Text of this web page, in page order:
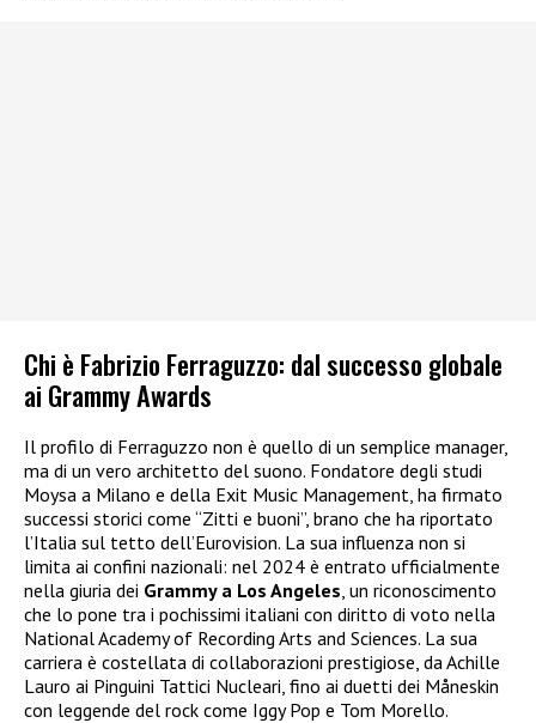
Chi è Fabrizio Ferraguzzo: dal successo globale
ai Grammy Awards
Il profilo di Ferraguzzo non è quello di un semplice manager,
ma di un vero architetto del suono. Fondatore degli studi
Moysa a Milano e della Exit Music Management, ha firmato
successi storici come “Zitti e buoni”, brano che ha riportato
l’Italia sul tetto dell’Eurovision. La sua influenza non si
limita ai confini nazionali: nel 2024 è entrato ufficialmente
nella giuria dei Grammy a Los Angeles , un riconoscimento
che lo pone tra i pochissimi italiani con diritto di voto nella
National Academy of Recording Arts and Sciences. La sua
carriera è costellata di collaborazioni prestigiose, da Achille
Lauro ai Pinguini Tattici Nucleari, fino ai duetti dei Måneskin
con leggende del rock come Iggy Pop e Tom Morello.